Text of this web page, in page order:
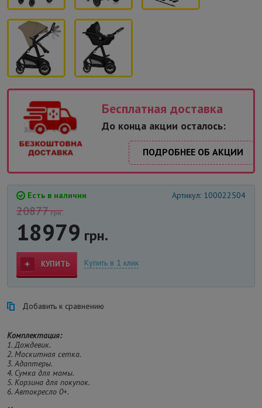
Бесплатная доставка
До конца акции осталось:
ПОДРОБНЕЕ ОБ АКЦИИ
Есть в наличии Артикул: 100022504
20877грн.
18979 грн.
КУПИТЬ Купить в 1 клик
Добавить к сравнению
Комплектация:
1. Дождевик.
2. Москитная сетка.
3. Адаптеры.
4. Сумка для мамы.
5. Корзина для покупок.
6. Автокресло 0+.